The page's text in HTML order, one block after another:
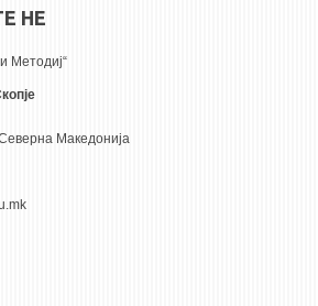
НЕ
Методиј“
Македонија